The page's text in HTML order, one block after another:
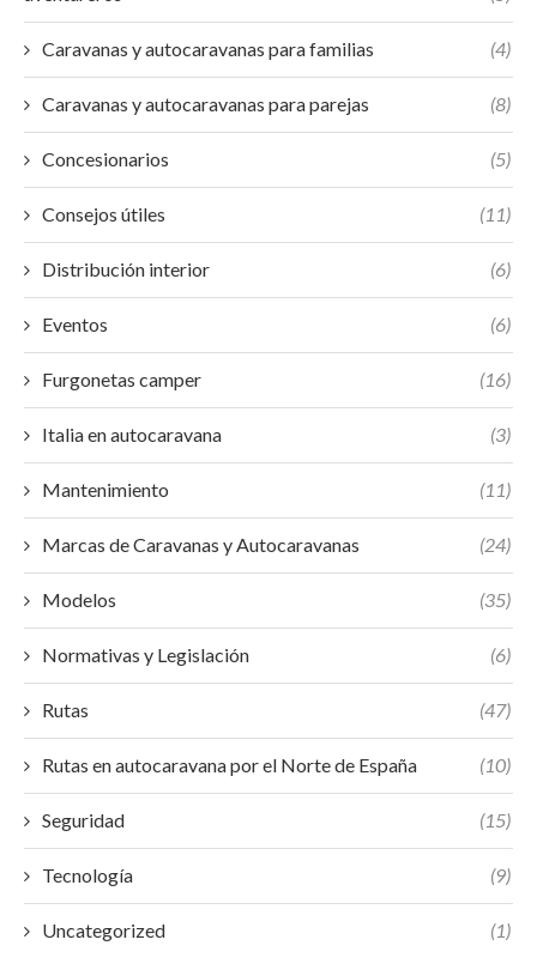
Caravanas y autocaravanas para familias (4)
Caravanas y autocaravanas para parejas (8)
Concesionarios (5)
Consejos útiles (11)
Distribución interior (6)
Eventos (6)
Furgonetas camper (16)
Italia en autocaravana (3)
Mantenimiento (11)
Marcas de Caravanas y Autocaravanas (24)
Modelos (35)
Normativas y Legislación (6)
Rutas (47)
Rutas en autocaravana por el Norte de España (10)
Seguridad (15)
Tecnología (9)
Uncategorized (1)